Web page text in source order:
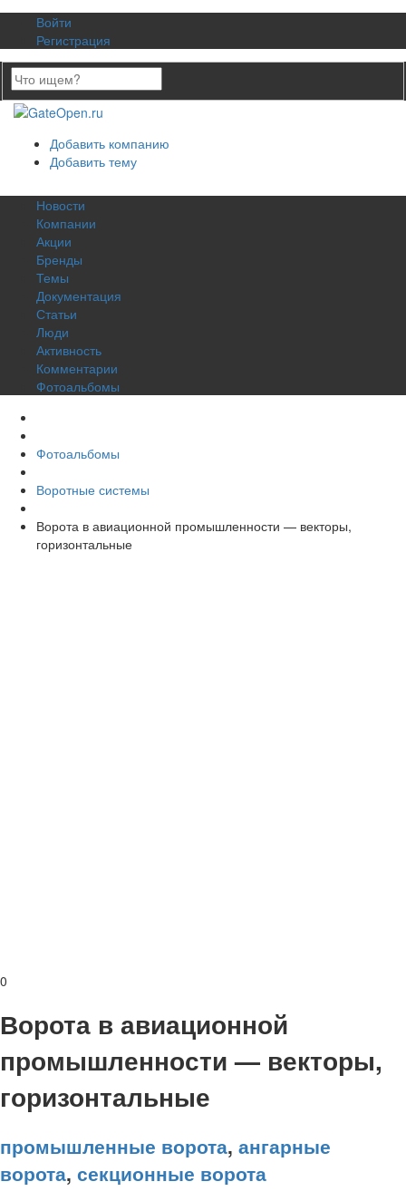
Войти
Регистрация
Добавить компанию
Добавить тему
Новости
Компании
Акции
Бренды
Темы
Документация
Статьи
Люди
Активность
Комментарии
Фотоальбомы
Фотоальбомы
Воротные системы
Ворота в авиационной промышленности — векторы,
горизонтальные
0
Ворота в авиационной
промышленности — векторы,
горизонтальные
промышленные ворота, ангарные
ворота, секционные ворота